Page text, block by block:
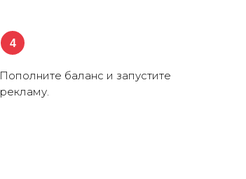
4
Пополните баланс и запустите
рекламу.